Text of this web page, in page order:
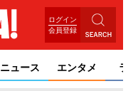
ログイン
会員登録
ニュース エンタメ ライ